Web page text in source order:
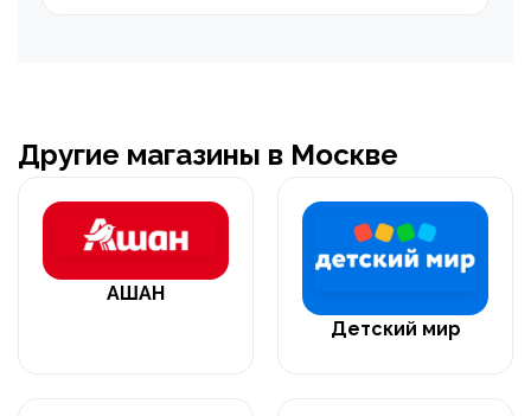
Другие магазины в Москве
АШАН
Детский мир